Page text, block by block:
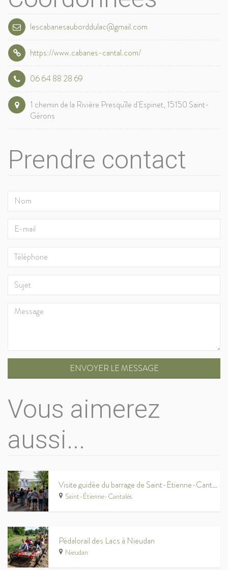
lescabanesauborddulac@gmail.com
https://www.cabanes-cantal.com/
06 64 88 28 69
1 chemin de la Rivière Presqu'île d'Espinet, 15150 Saint-
Gérons
Prendre contact
ENVOYER LE MESSAGE
Vous aimerez
aussi...
Visite guidée du barrage de Saint-Étienne-Cantalès
Saint-Étienne-Cantalès
Pédalorail des Lacs à Nieudan
Nieudan